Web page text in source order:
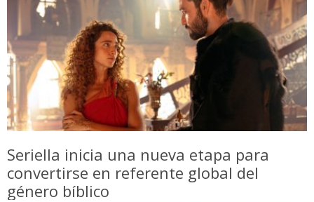
Seriella inicia una nueva etapa para
convertirse en referente global del
género bíblico